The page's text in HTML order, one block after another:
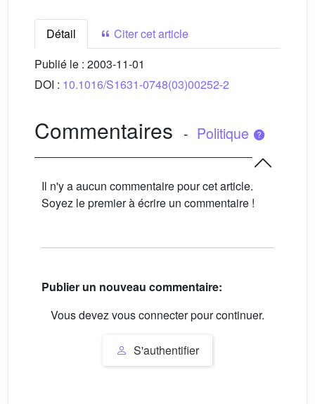
Détail
Citer cet article
Publié le : 2003-11-01
DOI : 10.1016/S1631-0748(03)00252-2
Commentaires - Politique
Il n'y a aucun commentaire pour cet article.
Soyez le premier à écrire un commentaire !
Publier un nouveau commentaire:
Vous devez vous connecter pour continuer.
S'authentifier